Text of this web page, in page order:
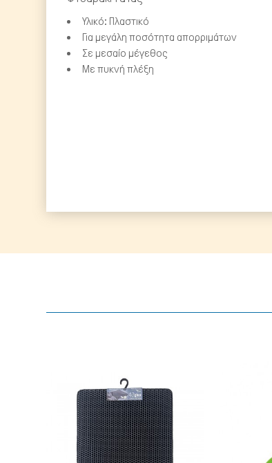
Υλικό: Πλαστικό
Για μεγάλη ποσότητα απορριμάτων
Σε μεσαίο μέγεθος
Με πυκνή πλέξη